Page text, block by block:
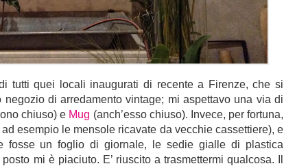
tutti quei locali inaugurati di recente a Firenze, che si
di arredamento vintage; mi aspettavo una via di
chiuso) e Mug (anch’esso chiuso). Invece, per fortuna,
esempio le mensole ricavate da vecchie cassettiere), e
fosse un foglio di giornale, le sedie gialle di plastica
mi è piaciuto. E’ riuscito a trasmettermi qualcosa. Il